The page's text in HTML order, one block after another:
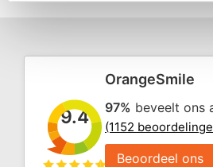
9.4
OrangeSmile
97% beveelt ons
(1152
Beoordeel ons